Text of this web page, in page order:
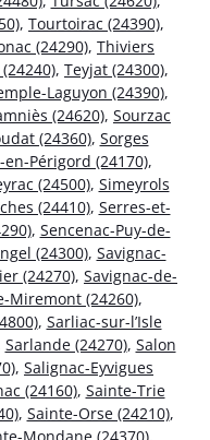
, Tourtoirac (24390),
(24290), Thiviers
, Teyjat (24300),
Laguyon (24390),
(24620), Sourzac
(24360), Sorges
en-Périgord (24170),
(24500), Simeyrols
(24410), Serres-et-
, Sencenac-Puy-de-
(24300), Savignac-
(24270), Savignac-de-
Miremont (24260),
, Sarliac-sur-l’Isle
Sarlande (24270), Salon
, Salignac-Eyvigues
(24160), Sainte-Trie
, Sainte-Orse (24210),